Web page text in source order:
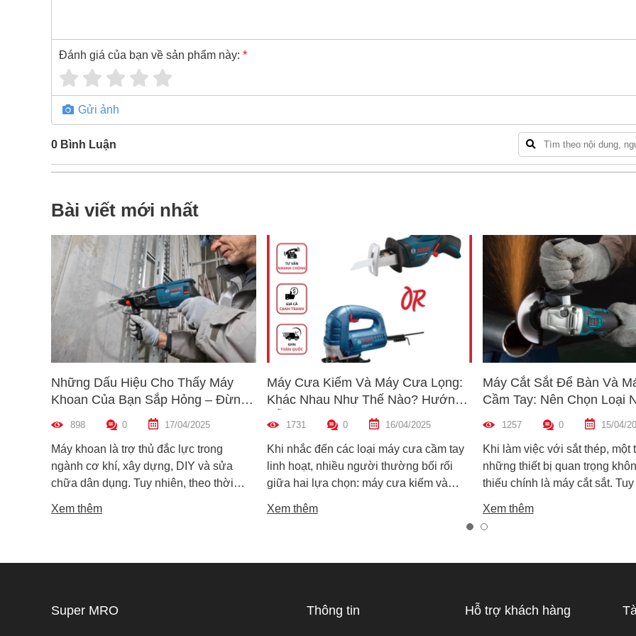
Đánh giá của bạn về sản phẩm này: *
Gửi ảnh
0 Bình Luận
Bài viết mới nhất
Những Dấu Hiệu Cho Thấy Máy
Khoan Của Bạn Sắp Hỏng – Đừng
898 0 17/04/2025
Máy khoan là trợ thủ đắc lực trong
ngành cơ khí, xây dựng, DIY và sửa
chữa dân dụng. Tuy nhiên, theo thời
xuống cấp và hư hỏng nếu không được
các dấu hiệu máy khoan sắp hỏng? Hãy
Xem thêm
Máy Cưa Kiếm Và Máy Cưa Lọng:
Khác Nhau Như Thế Nào? Hướng
Dẫn Chọn Máy Phù Hợp
1731 0 16/04/2025
Khi nhắc đến các loại máy cưa cầm tay
linh hoạt, nhiều người thường bối rối
giữa hai lựa chọn: máy cưa kiếm và
trong các công việc cắt gỗ, sắt, nhựa và
khác nhau như thế nào? Loại nào sẽ
phù hợp với công việc của bạn hơn?
Xem thêm
Máy Cắt Sắt Để Bàn Và
Cầm Tay: Nên Chọn Loại
Hợp Nhất?
1257 0 15/04/
Khi làm việc với sắt thép, một
những thiết bị quan trọng
thiếu chính là máy cắt sắt.
biến là máy cắt sắt để bàn và
sắt cầm tay, khiến nhiều
và tư vấn chọn lựa loại máy
nhất với nhu cầu sử dụng
Xem thêm
Super MRO Thông tin Hỗ trợ khách hàng